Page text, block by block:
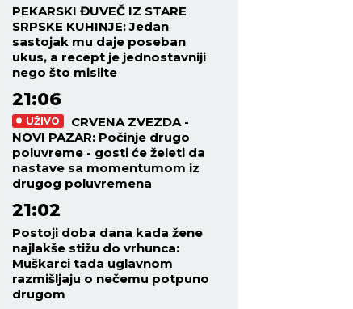
PEKARSKI ĐUVEČ IZ STARE
SRPSKE KUHINJE: Jedan
sastojak mu daje poseban
ukus, a recept je jednostavniji
nego što mislite
21:06
UŽIVO
CRVENA ZVEZDA -
NOVI PAZAR: Počinje drugo
poluvreme - gosti će želeti da
nastave sa momentumom iz
drugog poluvremena
21:02
Postoji doba dana kada žene
najlakše stižu do vrhunca:
Muškarci tada uglavnom
razmišljaju o nečemu potpuno
drugom